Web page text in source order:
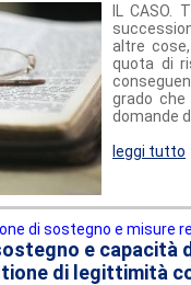
IL
altre
quota di
grado che
domande
leggi tutto
di sostegno e misure
e capacità
di legittimità